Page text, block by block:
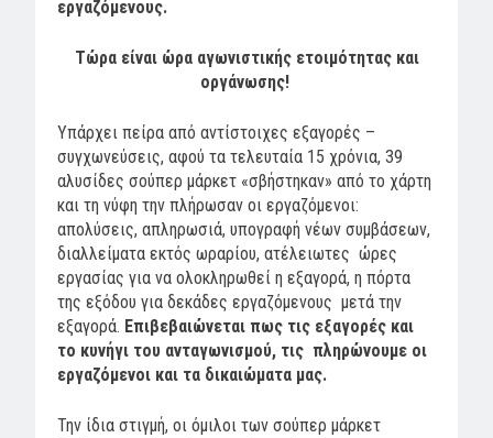
εργαζόμενους.
Τώρα είναι ώρα αγωνιστικής ετοιμότητας και
οργάνωσης!
Υπάρχει πείρα από αντίστοιχες εξαγορές –
συγχωνεύσεις, αφού τα τελευταία 15 χρόνια, 39
αλυσίδες σούπερ μάρκετ «σβήστηκαν» από το χάρτη
και τη νύφη την πλήρωσαν οι εργαζόμενοι:
απολύσεις, απληρωσιά, υπογραφή νέων συμβάσεων,
διαλλείματα εκτός ωραρίου, ατέλειωτες ώρες
εργασίας για να ολοκληρωθεί η εξαγορά, η πόρτα
της εξόδου για δεκάδες εργαζόμενους μετά την
εξαγορά. Επιβεβαιώνεται πως τις εξαγορές και
το κυνήγι του ανταγωνισμού, τις πληρώνουμε οι
εργαζόμενοι και τα δικαιώματα μας.
Την ίδια στιγμή, οι όμιλοι των σούπερ μάρκετ